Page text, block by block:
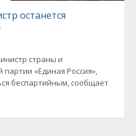
останется
страны и
«Единая Россия»,
беспартийным, сообщает